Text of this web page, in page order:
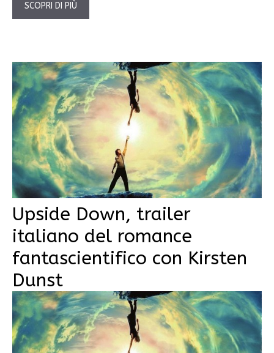
SCOPRI DI PIÙ
Upside Down, trailer
italiano del romance
fantascientifico con Kirsten
Dunst